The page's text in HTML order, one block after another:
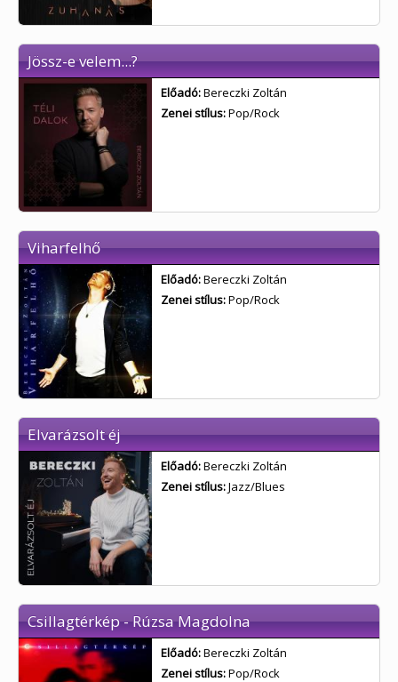
Jössz-e velem...?
Előadó:Bereczki Zoltán
Zenei stílus:Pop/Rock
Viharfelhő
Előadó:Bereczki Zoltán
Zenei stílus:Pop/Rock
Elvarázsolt éj
Előadó:Bereczki Zoltán
Zenei stílus:Jazz/Blues
Csillagtérkép - Rúzsa Magdolna
Előadó:Bereczki Zoltán
Zenei stílus:Pop/Rock